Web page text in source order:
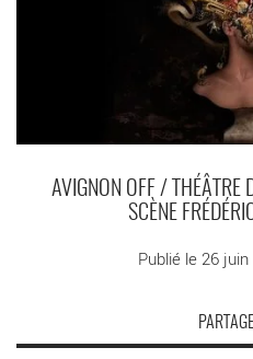
AVIGNON OFF / THÉÂTRE
SCÈNE
Publié le 26